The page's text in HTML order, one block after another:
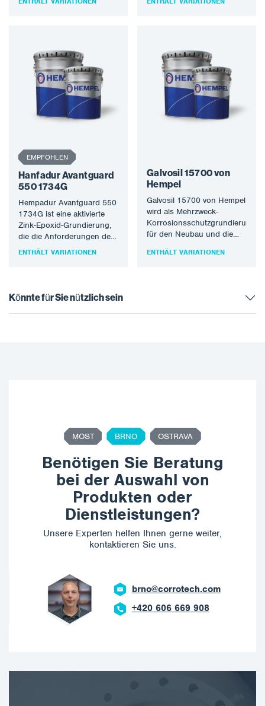
EMPFOHLEN
Hanfadur Avantguard
550 1734G
Hempadur Avantguard 550
1734G ist eine aktivierte
Zink-Epoxid-Grundierung,
die die Anforderungen der
Stufe 3, Typ II in SSPC
ENTHÄLT VARIATIONEN
Galvosil 15700 von
Hempel
Galvosil 15700 von Hempel
wird als Mehrzweck-
Korrosionsschutzgrundierung
für den Neubau und die
Geeignet für Baustahl und
ENTHÄLT VARIATIONEN
Könnte für Sie nützlich sein
MOST BRNO OSTRAVA
Benötigen Sie Beratung
bei der Auswahl von
Produkten oder
Dienstleistungen?
Unsere Experten helfen Ihnen gerne weiter,
kontaktieren Sie uns.
brno@corrotech.com
+420 606 669 908